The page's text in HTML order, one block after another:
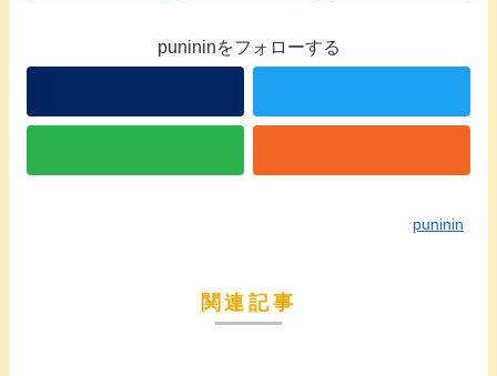
punininをフォローする
puninin
関連記事